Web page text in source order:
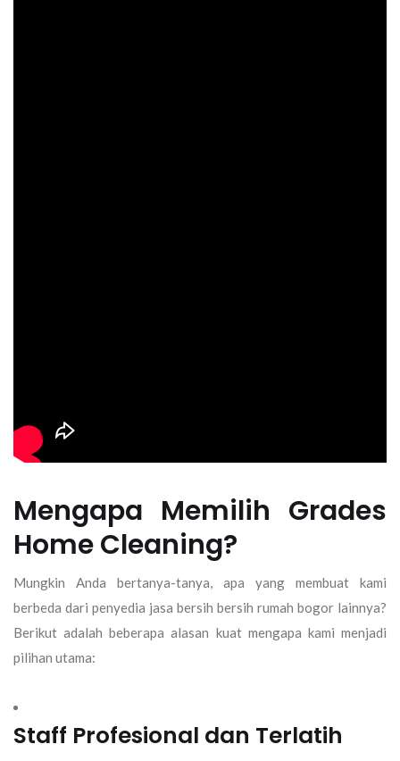
Mengapa Memilih Grades
Home Cleaning?
Mungkin Anda bertanya-tanya, apa yang membuat kami
berbeda dari penyedia jasa bersih bersih rumah bogor lainnya?
Berikut adalah beberapa alasan kuat mengapa kami menjadi
pilihan utama:
Staff Profesional dan Terlatih